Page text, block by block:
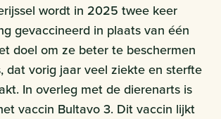
wordt in 2025 twee keer
gevaccineerd in plaats van één
doel om ze beter te beschermen
dat vorig jaar veel ziekte en sterfte
In overleg met de dierenarts is
vaccin Bultavo 3. Dit vaccin lijkt